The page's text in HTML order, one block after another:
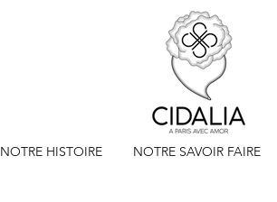
NOTRE HISTOIRE NOTRE SAVOIR FAIRE